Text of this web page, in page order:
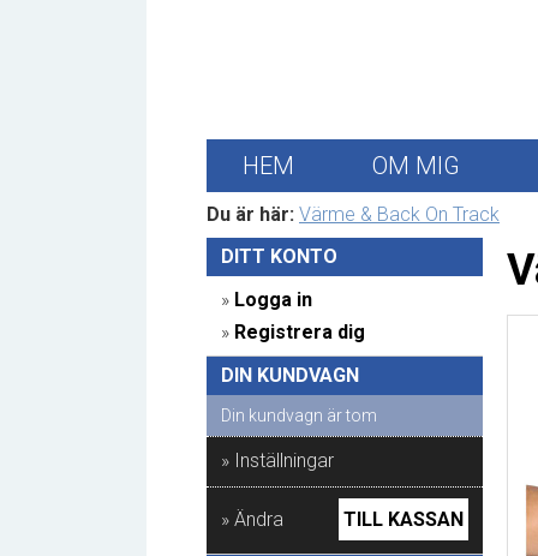
HEM OM MIG
Du är här: Värme & Back On Track
DITT KONTO
» Logga in
» Registrera dig
DIN KUNDVAGN
Din kundvagn är tom
» Inställningar
» Ändra TILL KASSAN